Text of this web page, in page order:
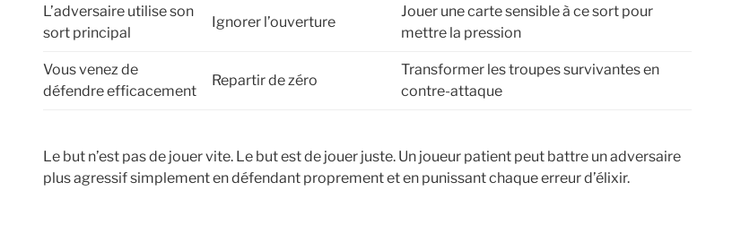
L’adversaire utilise son
sort principal
Ignorer l’ouverture
Jouer une carte sensible à ce sort pour
mettre la pression
Vous venez de
défendre efficacement
Repartir de zéro
Transformer les troupes survivantes en
contre-attaque
Le but n’est pas de jouer vite. Le but est de jouer juste. Un joueur patient peut battre un adversaire
plus agressif simplement en défendant proprement et en punissant chaque erreur d’élixir.